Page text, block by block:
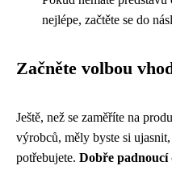
nejlépe, začtěte se do
Začněte volbou
Ještě, než se zaměříte na
výrobců, měly byste si
potřebujete. Dobře padnoucí